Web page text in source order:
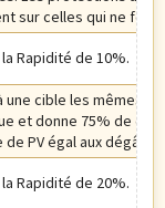
sur celles qui ne font
Rapidité de 10%.
une cible les mêmes
et donne 75% de
de PV égal aux dégâts
Rapidité de 20%.